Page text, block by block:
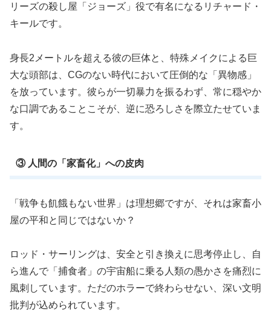
リーズの殺し屋「ジョーズ」役で有名になるリチャード・
キールです。
身長2メートルを超える彼の巨体と、特殊メイクによる巨
大な頭部は、CGのない時代において圧倒的な「異物感」
を放っています。彼らが一切暴力を振るわず、常に穏やか
な口調であることこそが、逆に恐ろしさを際立たせていま
す。
③ 人間の「家畜化」への皮肉
「戦争も飢餓もない世界」は理想郷ですが、それは家畜小
屋の平和と同じではないか？
ロッド・サーリングは、安全と引き換えに思考停止し、自
ら進んで「捕食者」の宇宙船に乗る人類の愚かさを痛烈に
風刺しています。ただのホラーで終わらせない、深い文明
批判が込められています。